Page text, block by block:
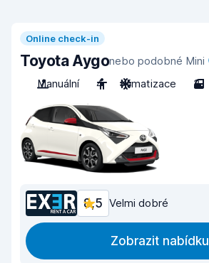
Online check-in
Toyota Aygonebo podobné Mini
Manuální
4 Klimatizace 3
8,5 Velmi dobré
Zobrazit nabídku